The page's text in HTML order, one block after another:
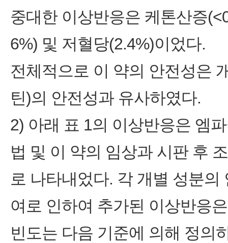
중대한 이상반응은 케톤산증
6%) 및 저혈당(2.4%)이었다.
전체적으로 이 약의 안전성은
틴)의 안전성과 유사하였다.
2) 아래 표 1의 이상반응은 엠
법 및 이 약의 임상과 시판 후
로 나타내었다. 각 개별 성분
여로 인하여 추가된 이상반응
빈도는 다음 기준에 의해 정의